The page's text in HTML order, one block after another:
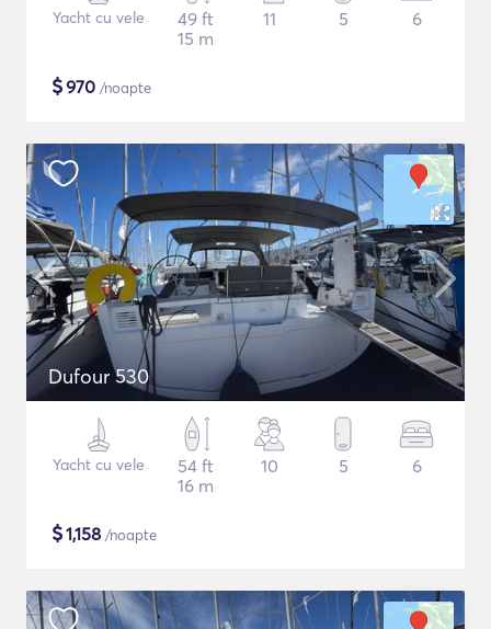
Yacht cu vele
49 ft
15 m
11 5 6
$970 /noapte
Dufour 530
Yacht cu vele
54 ft
16 m
10 5 6
$1,158 /noapte